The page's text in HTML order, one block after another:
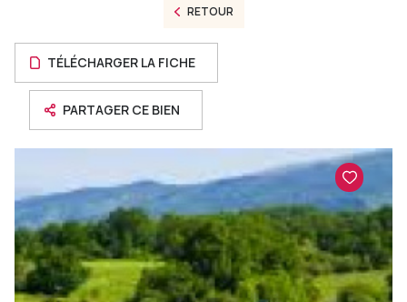
RETOUR
TÉLÉCHARGER LA FICHE
PARTAGER CE BIEN